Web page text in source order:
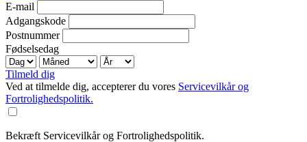
E-mail
Adgangskode
Postnummer
Fødselsedag
Tilmeld dig
Ved at tilmelde dig, accepterer du vores Servicevilkår og
Fortrolighedspolitik.
Bekræft Servicevilkår og Fortrolighedspolitik.